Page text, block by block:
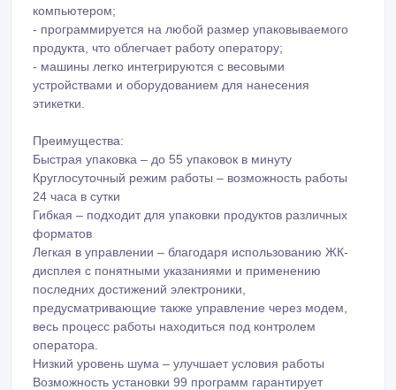
компьютером;
- программируется на любой размер упаковываемого
продукта, что облегчает работу оператору;
- машины легко интегрируются с весовыми
устройствами и оборудованием для нанесения
этикетки.
Преимущества:
Быстрая упаковка – до 55 упаковок в минуту
Круглосуточный режим работы – возможность работы
24 часа в сутки
Гибкая – подходит для упаковки продуктов различных
форматов
Легкая в управлении – благодаря использованию ЖК-
дисплея с понятными указаниями и применению
последних достижений электроники,
предусматривающие также управление через модем,
весь процесс работы находиться под контролем
оператора.
Низкий уровень шума – улучшает условия работы
Возможность установки 99 программ гарантирует